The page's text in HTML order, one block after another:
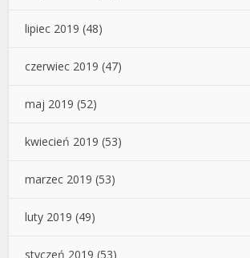
lipiec 2019 (48)
czerwiec 2019 (47)
maj 2019 (52)
kwiecień 2019 (53)
marzec 2019 (53)
luty 2019 (49)
styczeń 2019 (53)